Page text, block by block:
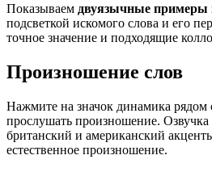
Показываем двуязычные примеры
подсветкой искомого слова и его
точное значение и подходящие
Произношение слов
Нажмите на значок динамика рядом
прослушать произношение. Озвучка
британский и американский
естественное произношение.